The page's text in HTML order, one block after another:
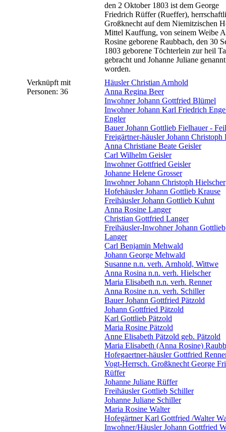
den 2 Oktober 1803 ist dem George
Friedrich Rüffer (Rueffer),
Großknecht auf dem Niemitzischen
Mittel Kauffung, von seinem Weibe
Rosine geborene Raubbach, den 30
1803 geborene Töchterlein zur heil
gebracht und Johanne Juliane genannt
worden.
Verknüpft mit
Personen: 36
Häusler Christian Arnhold
Anna Regina Beer
Inwohner Johann Gottfried Blümel
Inwohner Johann Karl Friedrich
Engler
Bauer Johann Gottlieb Fielhauer -
Freigärtner-häusler Johann Christoph
Anna Christiane Beate Geisler
Carl Wilhelm Geisler
Inwohner Gottfried Geisler
Johanne Helene Grosser
Inwohner Johann Christoph Hielscher
Hofehäusler Johann Gottlieb Krause
Freihäusler Johann Gottlieb Kuhnt
Anna Rosine Langer
Christian Gottfried Langer
Freihäusler-Inwohner Johann Gottlieb
Langer
Carl Benjamin Mehwald
Johann George Mehwald
Susanne n.n. verh. Arnhold, Wittwe
Anna Rosina n.n. verh. Hielscher
Maria Elisabeth n.n. verh. Renner
Anna Rosine n.n. verh. Schiller
Bauer Johann Gottfried Pätzold
Johann Gottfried Pätzold
Karl Gottlieb Pätzold
Maria Rosine Pätzold
Anne Elisabeth Pätzold geb. Pätzold
Maria Elisabeth (Anna Rosine)
Hofegaertner-häusler Gottfried
Vogt-Herrsch. Großknecht George
Rüffer
Johanne Juliane Rüffer
Freihäusler Gottlieb Schiller
Johanne Juliane Schiller
Maria Rosine Walter
Hofegärtner Karl Gottfried /Walter
Inwohner/Häusler Johann Gottfried